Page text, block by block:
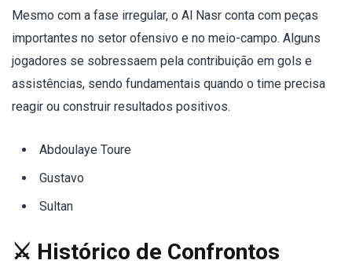
Mesmo com a fase irregular, o Al Nasr conta com peças
importantes no setor ofensivo e no meio-campo. Alguns
jogadores se sobressaem pela contribuição em gols e
assistências, sendo fundamentais quando o time precisa
reagir ou construir resultados positivos.
Abdoulaye Toure
Gustavo
Sultan
⚔️ Histórico de Confrontos